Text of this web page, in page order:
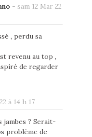
- sam 12 Mar 22
, perdu sa
revenu au top ,
de regarder
à 14 h 17
jambes ? Serait-
problème de